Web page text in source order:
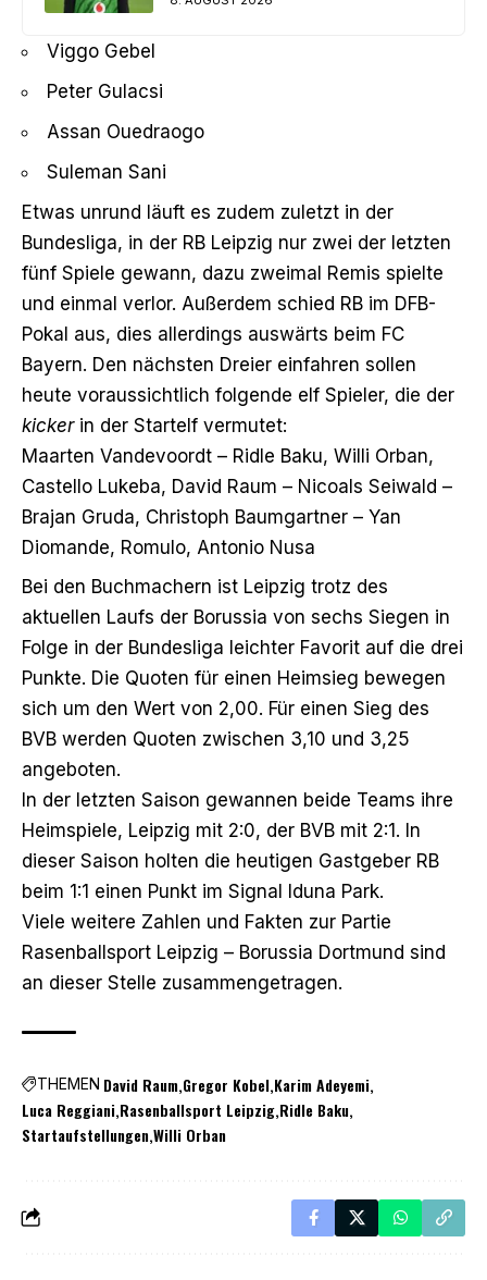
Viggo Gebel
Peter Gulacsi
Assan Ouedraogo
Suleman Sani
Etwas unrund läuft es zudem zuletzt in der
Bundesliga, in der RB Leipzig nur zwei der letzten
fünf Spiele gewann, dazu zweimal Remis spielte
und einmal verlor. Außerdem schied RB im DFB-
Pokal aus, dies allerdings auswärts beim FC
Bayern. Den nächsten Dreier einfahren sollen
heute voraussichtlich folgende elf Spieler, die der
kickerin der Startelf vermutet:
Maarten Vandevoordt – Ridle Baku, Willi Orban,
Castello Lukeba, David Raum – Nicoals Seiwald –
Brajan Gruda, Christoph Baumgartner – Yan
Diomande, Romulo, Antonio Nusa
Bei den Buchmachern ist Leipzig trotz des
aktuellen Laufs der Borussia von sechs Siegen in
Folge in der Bundesliga leichter Favorit auf die drei
Punkte. Die Quoten für einen Heimsieg bewegen
sich um den Wert von 2,00. Für einen Sieg des
BVB werden Quoten zwischen 3,10 und 3,25
angeboten.
In der letzten Saison gewannen beide Teams ihre
Heimspiele, Leipzig mit 2:0, der BVB mit 2:1. In
dieser Saison holten die heutigen Gastgeber RB
beim 1:1 einen Punkt im Signal Iduna Park.
Viele weitere Zahlen und Fakten zur Partie
Rasenballsport Leipzig – Borussia Dortmund sind
an dieser Stelle zusammengetragen.
THEMEN David Raum Gregor Kobel Karim Adeyemi
Luca Reggiani Rasenballsport Leipzig Ridle Baku
StartaufstellungenWilli Orban